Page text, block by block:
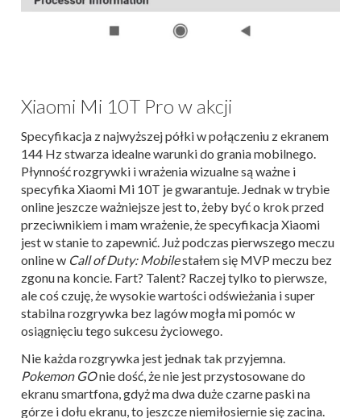
Xiaomi Mi 10T Pro w akcji
Specyfikacja z najwyższej półki w połączeniu z ekranem
144 Hz stwarza idealne warunki do grania mobilnego.
Płynność rozgrywki i wrażenia wizualne są ważne i
specyfika Xiaomi Mi 10T je gwarantuje. Jednak w trybie
online jeszcze ważniejsze jest to, żeby być o krok przed
przeciwnikiem i mam wrażenie, że specyfikacja Xiaomi
jest w stanie to zapewnić. Już podczas pierwszego meczu
online w Call of Duty: Mobilestałem się MVP meczu bez
zgonu na koncie. Fart? Talent? Raczej tylko to pierwsze,
ale coś czuję, że wysokie wartości odświeżania i super
stabilna rozgrywka bez lagów mogła mi pomóc w
osiągnięciu tego sukcesu życiowego.
Nie każda rozgrywka jest jednak tak przyjemna.
Pokemon GOnie dość, że nie jest przystosowane do
ekranu smartfona, gdyż ma dwa duże czarne paski na
górze i dołu ekranu, to jeszcze niemiłosiernie się zacina.